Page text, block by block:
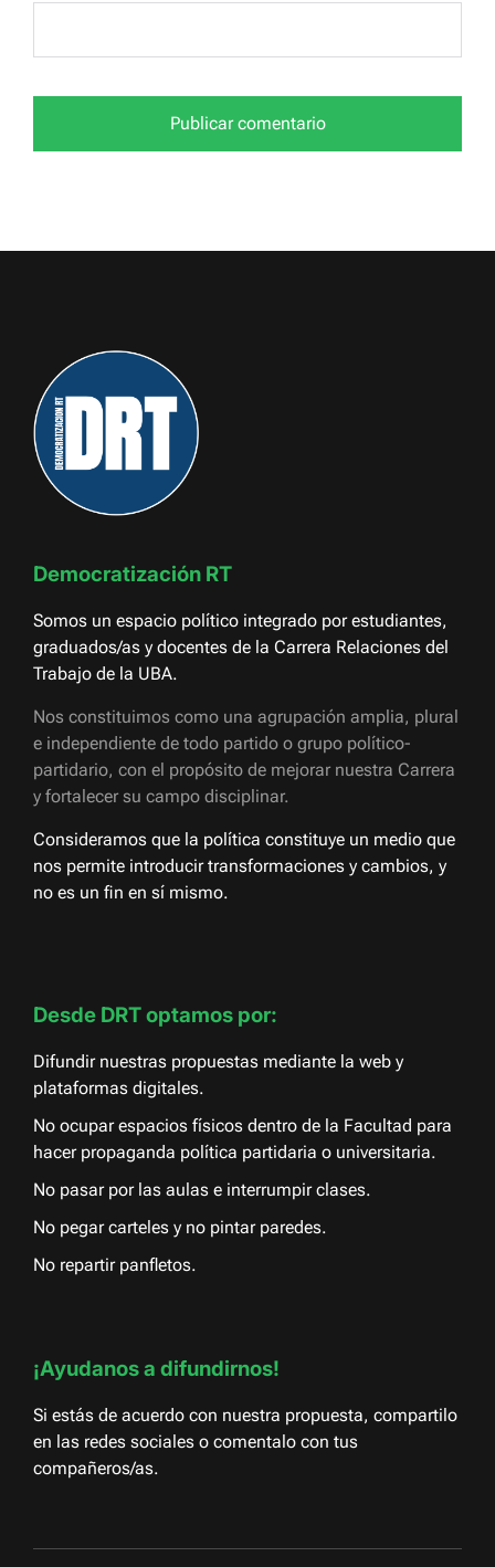
Democratización RT
Somos un espacio político integrado por estudiantes,
graduados/as y docentes de la Carrera Relaciones del
Trabajo de la UBA.
Nos constituimos como una agrupación amplia, plural
e independiente de todo partido o grupo político-
partidario, con el propósito de mejorar nuestra Carrera
y fortalecer su campo disciplinar.
Consideramos que la política constituye un medio que
nos permite introducir transformaciones y cambios, y
no es un fin en sí mismo.
Desde DRT optamos por:
Difundir nuestras propuestas mediante la web y
plataformas digitales.
No ocupar espacios físicos dentro de la Facultad para
hacer propaganda política partidaria o universitaria.
No pasar por las aulas e interrumpir clases.
No pegar carteles y no pintar paredes.
No repartir panfletos.
¡Ayudanos a difundirnos!
Si estás de acuerdo con nuestra propuesta, compartilo
en las redes sociales o comentalo con tus
compañeros/as.